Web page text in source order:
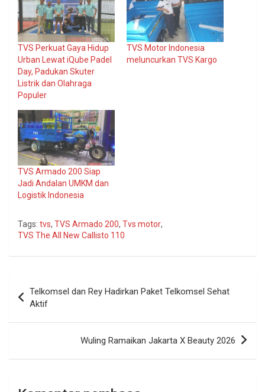
TVS Perkuat Gaya Hidup
Urban Lewat iQube Padel
Day, Padukan Skuter
Listrik dan Olahraga
Populer
TVS Motor Indonesia
meluncurkan TVS Kargo
TVS Armado 200 Siap
Jadi Andalan UMKM dan
Logistik Indonesia
Tags: tvs, TVS Armado 200, Tvs motor,
TVS The All New Callisto 110
pos
Telkomsel dan Rey Hadirkan Paket Telkomsel Sehat
Aktif
Wuling Ramaikan Jakarta X Beauty 2026